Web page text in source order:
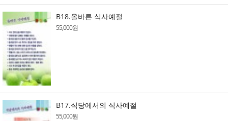
B18.올바른 식사예절
55,000원
B17.식당에서의 식사예절
55,000원